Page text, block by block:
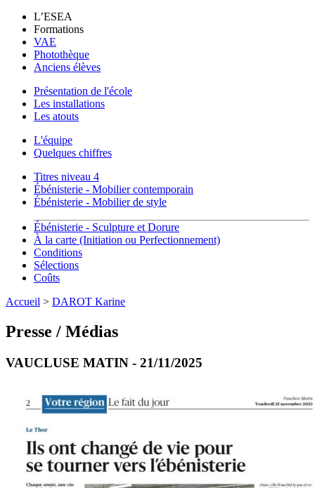
L’ESEA
Formations
VAE
Photothèque
Anciens élèves
Présentation de l'école
Les installations
Les atouts
L'équipe
Quelques chiffres
Titres niveau 4
Ébénisterie - Mobilier contemporain
Ébénisterie - Mobilier de style
Ébénisterie - Sculpture et Dorure
À la carte (Initiation ou Perfectionnement)
Conditions
Sélections
Coûts
Accueil > DAROT Karine
Presse / Médias
VAUCLUSE MATIN - 21/11/2025